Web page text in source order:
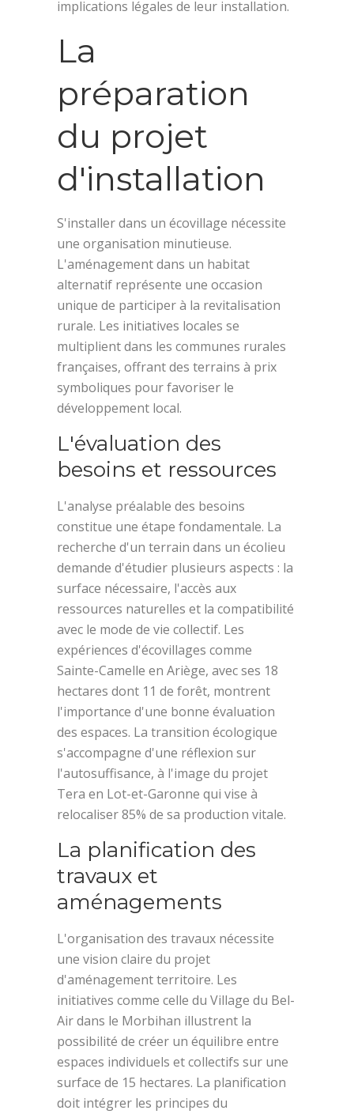
implications légales de leur installation.
La
préparation
du projet
d'installation
S'installer dans un écovillage nécessite
une organisation minutieuse.
L'aménagement dans un habitat
alternatif représente une occasion
unique de participer à la revitalisation
rurale. Les initiatives locales se
multiplient dans les communes rurales
françaises, offrant des terrains à prix
symboliques pour favoriser le
développement local.
L'évaluation des
besoins et ressources
L'analyse préalable des besoins
constitue une étape fondamentale. La
recherche d'un terrain dans un écolieu
demande d'étudier plusieurs aspects : la
surface nécessaire, l'accès aux
ressources naturelles et la compatibilité
avec le mode de vie collectif. Les
expériences d'écovillages comme
Sainte-Camelle en Ariège, avec ses 18
hectares dont 11 de forêt, montrent
l'importance d'une bonne évaluation
des espaces. La transition écologique
s'accompagne d'une réflexion sur
l'autosuffisance, à l'image du projet
Tera en Lot-et-Garonne qui vise à
relocaliser 85% de sa production vitale.
La planification des
travaux et
aménagements
L'organisation des travaux nécessite
une vision claire du projet
d'aménagement territoire. Les
initiatives comme celle du Village du Bel-
Air dans le Morbihan illustrent la
possibilité de créer un équilibre entre
espaces individuels et collectifs sur une
surface de 15 hectares. La planification
doit intégrer les principes du